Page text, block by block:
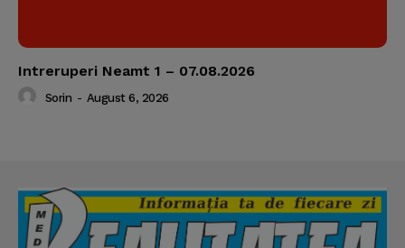
Intreruperi Neamt 1 – 07.08.2026
Sorin - August 6, 2026